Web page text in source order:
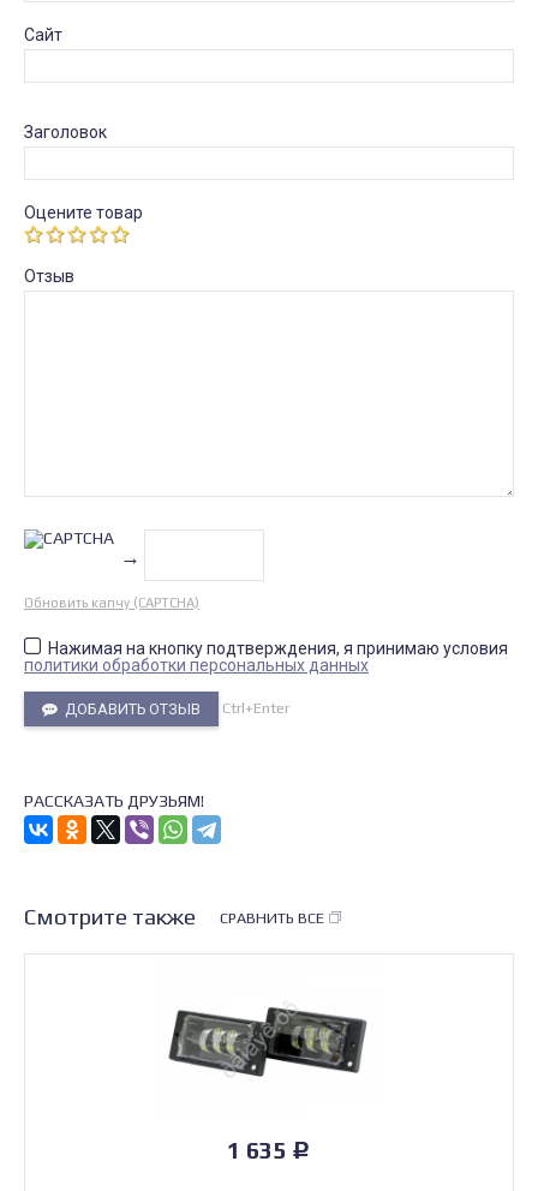
Сайт
Заголовок
Оцените товар
Отзыв
→
Обновить капчу (CAPTCHA)
Нажимая на кнопку подтверждения, я принимаю условия
политики обработки персональных данных
ДОБАВИТЬ ОТЗЫВ Ctrl+Enter
РАССКАЗАТЬ ДРУЗЬЯМ!
Смотрите также СРАВНИТЬ ВСЕ
1 635 Р